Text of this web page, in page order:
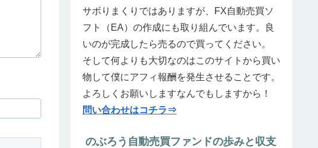
サボりまくりではありますが、FX自動売買ソ
フト（EA）の作成にも取り組んでいます。良
いのが完成したら売るので買ってください。
そして何よりも大切なのはこのサイトから買い
物して僕にアフィ報酬を発生させることです。
よろしくお願いしますなんでもしますから！
問い合わせはコチラ⇒
のぶろう自動売買ファンドの歩みと収支